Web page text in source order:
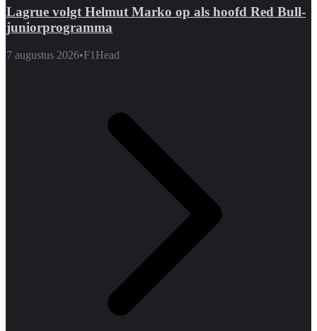
Lagrue volgt Helmut Marko op als hoofd Red Bull-
juniorprogramma
7 augustus 2026•F1Head